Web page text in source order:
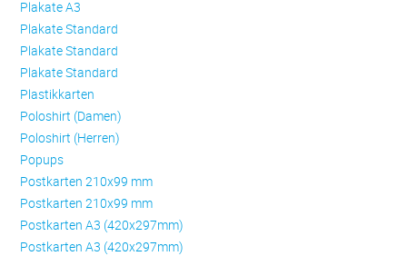
Plakate A3
Plakate Standard
Plakate Standard
Plakate Standard
Plastikkarten
Poloshirt (Damen)
Poloshirt (Herren)
Popups
Postkarten 210x99 mm
Postkarten 210x99 mm
Postkarten A3 (420x297mm)
Postkarten A3 (420x297mm)